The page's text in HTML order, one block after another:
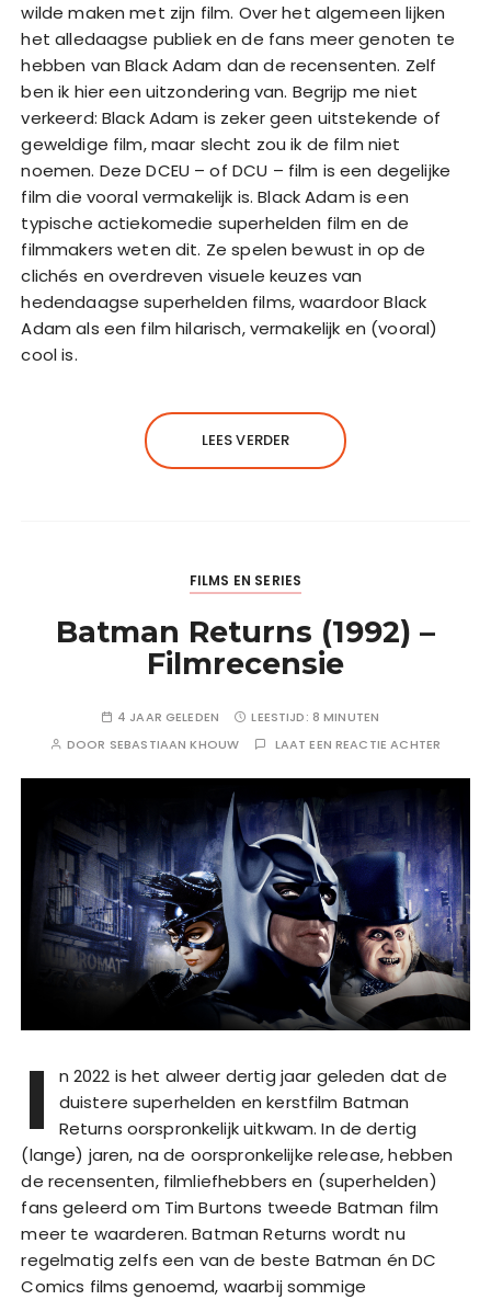
wilde maken met zijn film. Over het algemeen lijken
het alledaagse publiek en de fans meer genoten te
hebben van Black Adam dan de recensenten. Zelf
ben ik hier een uitzondering van. Begrijp me niet
verkeerd: Black Adam is zeker geen uitstekende of
geweldige film, maar slecht zou ik de film niet
noemen. Deze DCEU – of DCU – film is een degelijke
film die vooral vermakelijk is. Black Adam is een
typische actiekomedie superhelden film en de
filmmakers weten dit. Ze spelen bewust in op de
clichés en overdreven visuele keuzes van
hedendaagse superhelden films, waardoor Black
Adam als een film hilarisch, vermakelijk en (vooral)
cool is.
LEES VERDER
FILMS EN SERIES
Batman Returns (1992) –
Filmrecensie
4 JAAR GELEDEN LEESTIJD: 8 MINUTEN
DOOR SEBASTIAAN KHOUW LAAT EEN REACTIE ACHTER
I
n 2022 is het alweer dertig jaar geleden dat de
duistere superhelden en kerstfilm Batman
Returns oorspronkelijk uitkwam. In de dertig
(lange) jaren, na de oorspronkelijke release, hebben
de recensenten, filmliefhebbers en (superhelden)
fans geleerd om Tim Burtons tweede Batman film
meer te waarderen. Batman Returns wordt nu
regelmatig zelfs een van de beste Batman én DC
Comics films genoemd, waarbij sommige